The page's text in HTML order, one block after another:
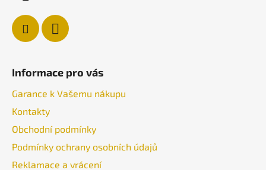
Informace pro vás
Garance k Vašemu nákupu
Kontakty
Obchodní podmínky
Podmínky ochrany osobních údajů
Reklamace a vrácení